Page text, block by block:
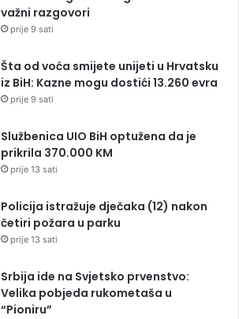
važni razgovori
prije 9 sati
Šta od voća smijete unijeti u Hrvatsku
iz BiH: Kazne mogu dostići 13.260 evra
prije 9 sati
Službenica UIO BiH optužena da je
prikrila 370.000 KM
prije 13 sati
Policija istražuje dječaka (12) nakon
četiri požara u parku
prije 13 sati
Srbija ide na Svjetsko prvenstvo:
Velika pobjeda rukometaša u
“Pioniru”